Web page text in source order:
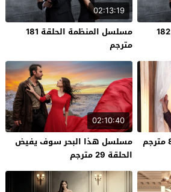
مسلسل المنظمة الحلقة 182
02:13:19
مسلسل المنظمة الحلقة 181
مترجم
02:10:40
مسلسل هذا البحر سوف يفيض
الحلقة 29 مترجم